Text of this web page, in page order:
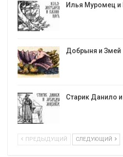
Илья Муромец и
Добрыня и Змей
Старик Данило
ПРЕДЫДУЩИЙ СЛЕДУЮЩИЙ